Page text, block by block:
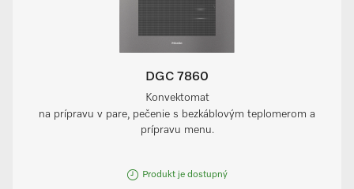
DGC 7860
Konvektomat
na prípravu v pare, pečenie s bezkáblovým teplomerom a
prípravu menu.
Produkt je dostupný